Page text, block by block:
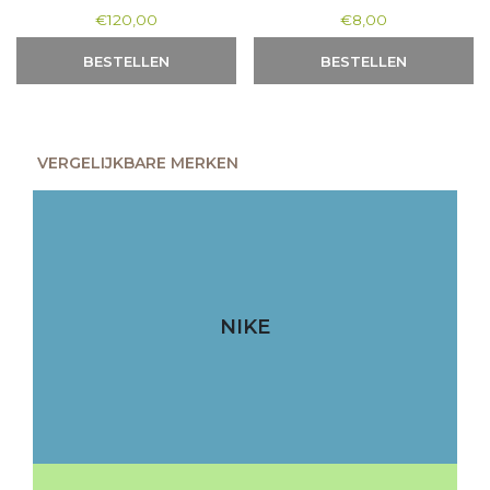
€120,00
BESTELLEN
€8,00
BESTELLEN
VERGELIJKBARE MERKEN
NIKE